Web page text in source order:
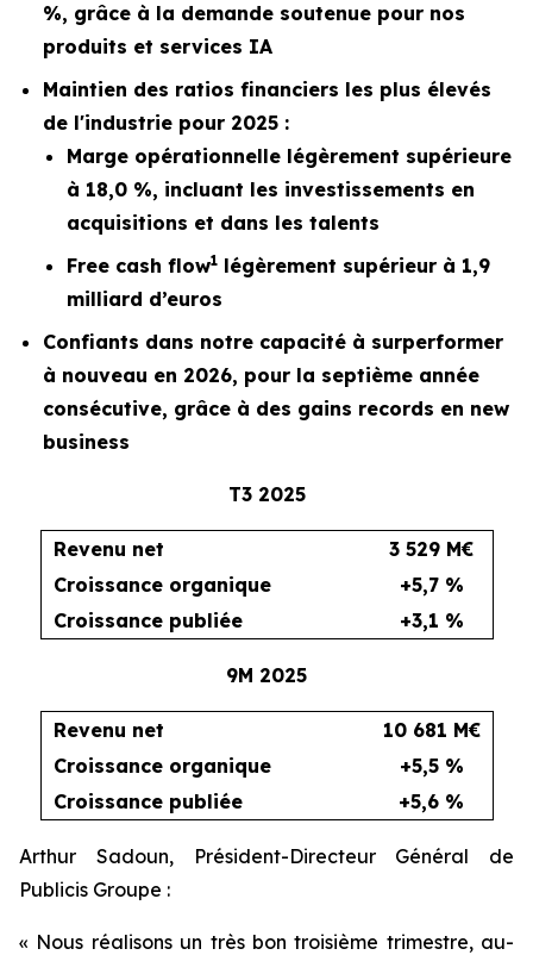
%, grâce à la demande soutenue pour nos
produits et services IA
Maintien des ratios financiers les plus élevés
de l'industrie pour 2025 :
Marge opérationnelle légèrement supérieure
à 18,0 %, incluant les investissements en
acquisitions et dans les talents
Free cash flow1 légèrement supérieur à 1,9
milliard d’euros
Confiants dans notre capacité à surperformer
à nouveau en 2026, pour la septième année
consécutive, grâce à des gains records en new
business
T3 2025
Revenu net
3 529 M€
Croissance organique
+5,7 %
Croissance publiée
+3,1 %
9M 2025
Revenu net
10 681 M€
Croissance organique
+5,5 %
Croissance publiée
+5,6 %
Arthur Sadoun, Président-Directeur Général de
Publicis Groupe :
« Nous réalisons un très bon troisième trimestre, au-